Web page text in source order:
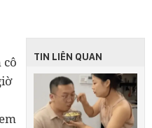
TIN LIÊN QUAN
cô